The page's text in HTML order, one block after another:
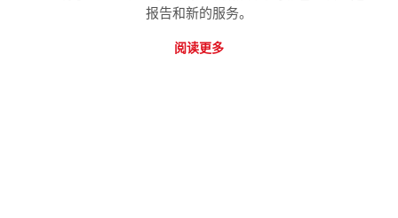
报告和新的服务。
阅读更多